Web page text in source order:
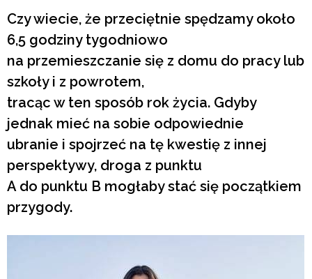
Czy wiecie, że przeciętnie spędzamy około
6,5 godziny tygodniowo
na przemieszczanie się z domu do pracy lub
szkoły i z powrotem,
tracąc w ten sposób rok życia. Gdyby
jednak mieć na sobie odpowiednie
ubranie i spojrzeć na tę kwestię z innej
perspektywy, droga z punktu
A do punktu B mogłaby stać się początkiem
przygody.